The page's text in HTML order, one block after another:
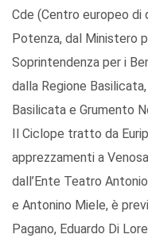
Cde (Centro europeo di
Potenza, dal Ministero
Soprintendenza per i
dalla Regione
Basilicata e Grumento
Il Ciclope tratto da
apprezzamenti a
dall’Ente Teatro
e Antonino Miele, è
Pagano, Eduardo Di